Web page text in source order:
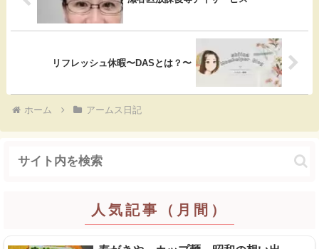
o
リフレッシュ休暇〜DASとは？〜
ホーム アームス日記
人気記事（月間）